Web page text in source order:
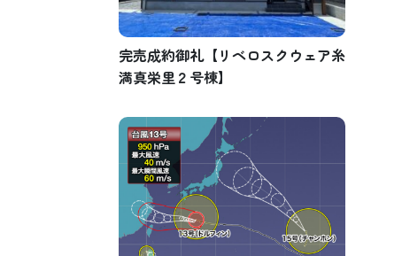
完売成約御礼【リベロスクウェア糸
満真栄里２号棟】